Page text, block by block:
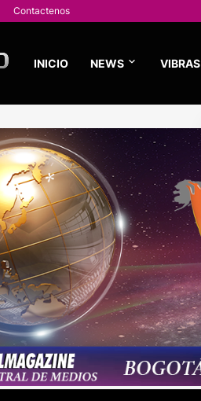
Contactenos
INICIO NEWS VIBRAS